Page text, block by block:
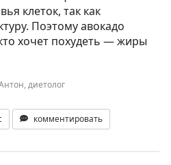
клеток, так как
Поэтому авокадо
хочет похудеть — жиры
диетолог
комментировать